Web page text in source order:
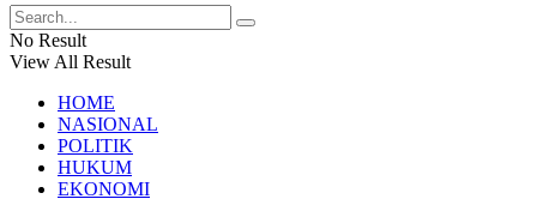
No Result
View All Result
HOME
NASIONAL
POLITIK
HUKUM
EKONOMI